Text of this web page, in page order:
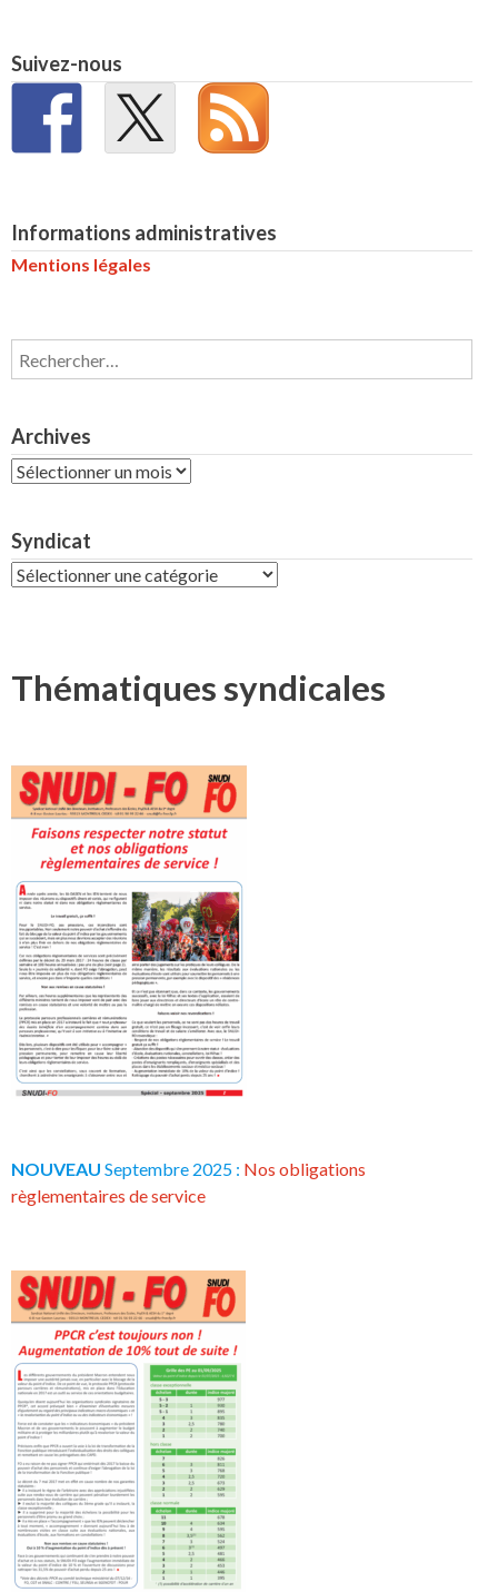
Suivez-nous
Informations administratives
Mentions légales
Rechercher :
Archives
Archives
Syndicat
Syndicat
Thématiques syndicales
NOUVEAU Septembre 2025 : Nos obligations
règlementaires de service